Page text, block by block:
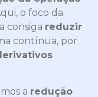
o foco da
consiga reduzir
contínua, por
a redução